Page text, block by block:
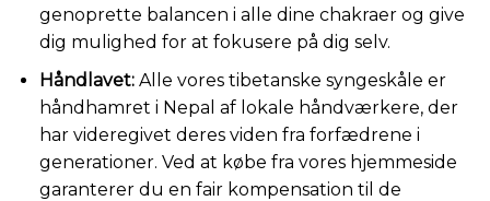
genoprette balancen i alle dine chakraer og give
dig mulighed for at fokusere på dig selv.
Håndlavet:Alle vores tibetanske syngeskåle er
håndhamret i Nepal af lokale håndværkere, der
har videregivet deres viden fra forfædrene i
generationer. Ved at købe fra vores hjemmeside
garanterer du en fair kompensation til de